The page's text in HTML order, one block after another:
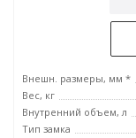
Внешн. размеры, мм *
Вес, кг
Внутренний объем, л
Тип замка